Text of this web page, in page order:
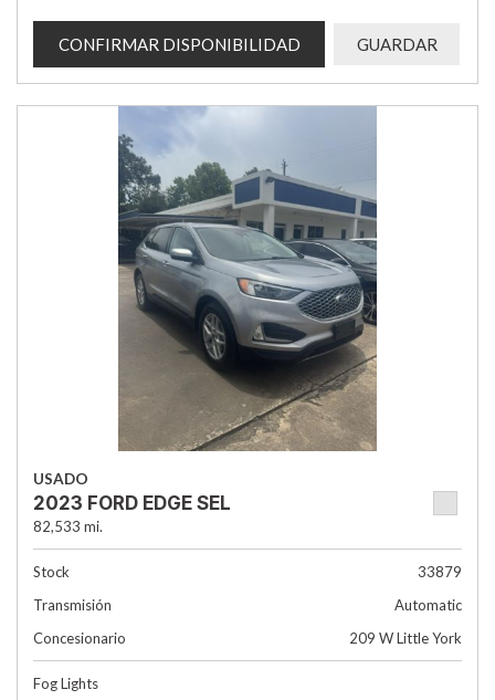
CONFIRMAR DISPONIBILIDAD GUARDAR
USADO
2023 FORD EDGE SEL
82,533 mi.
Stock
33879
Transmisión
Automatic
Concesionario
209 W Little York
Fog Lights